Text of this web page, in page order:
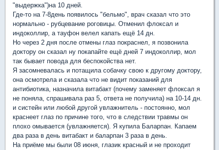
"выдержка")на 10 дней.
Где-то на 7-8день появилось "бельмо", врач сказал что это
нормально - рубцевание роговицы. Отменил флоксал и
индоколлир, а тауфон велел капать ещё 14 дн.
Но через 2 дня после отмены глаз покраснел, я позвонила
доктору он сказал ну покапайте ещё дней 7 индоколлир, мол
так бывает повода для беспокойства нет.
Я засомневалась и потащила собачку свою к другому доктору,
она осмотрела и сказала что не видит показаний для
антибиотика, назначила витабакт (почему заменяет флоксал я
не поняла, спрашивала раз 5, ответа не получила) на 10-14 дн.
и систейн или любой другой увлажнитель - постоянно, мол
краснеет глаз по причине того, что в следствии травмы он
плохо омывается (увлажняется). Я купила Баларпан. Капаем
два раза в день витабакт и баларпан 3 раза в день.
На приёме мы были 08 июня, глазик красный и не проходит